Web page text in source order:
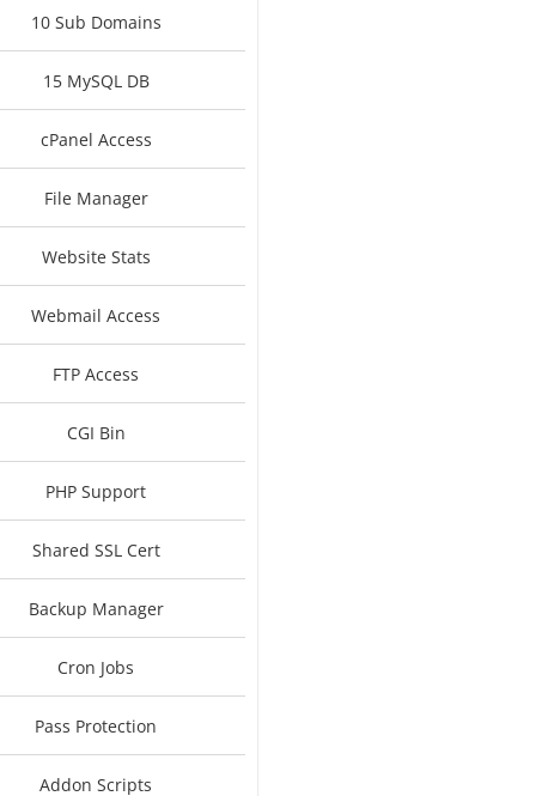
10 Sub Domains
15 MySQL DB
cPanel Access
File Manager
Website Stats
Webmail Access
FTP Access
CGI Bin
PHP Support
Shared SSL Cert
Backup Manager
Cron Jobs
Pass Protection
Addon Scripts